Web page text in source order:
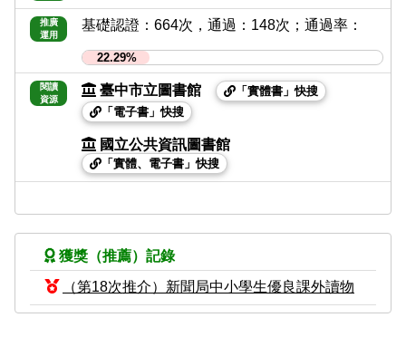
推廣
運用
基礎認證：664次，通過：148次；通過率：
22.29%
閱讀
資源
臺中市立圖書館
「實體書」快搜
「電子書」快搜
國立公共資訊圖書館
「實體、電子書」快搜
獲獎（推薦）記錄
（第18次推介）新聞局中小學生優良課外讀物